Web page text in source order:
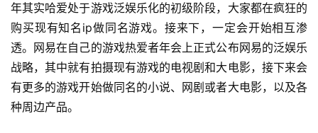
会
上
海
站
年其实哈爱处于游戏泛娱乐化的初级阶段，大家都在疯狂的
购买现有知名ip做同名游戏。接来下，一定会开始相互渗
透。网易在自己的游戏热爱者年会上正式公布网易的泛娱乐
战略，其中就有拍摄现有游戏的电视剧和大电影，接下来会
有更多的游戏开始做同名的小说、网剧或者大电影，以及各
种周边产品。